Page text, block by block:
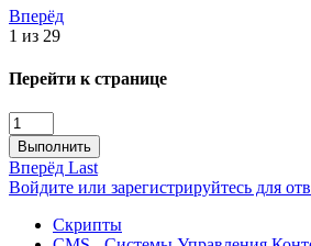
Вперёд
1 из 29
Перейти к странице
Выполнить
Вперёд Last
Войдите или зарегистрируйтесь для
Скрипты